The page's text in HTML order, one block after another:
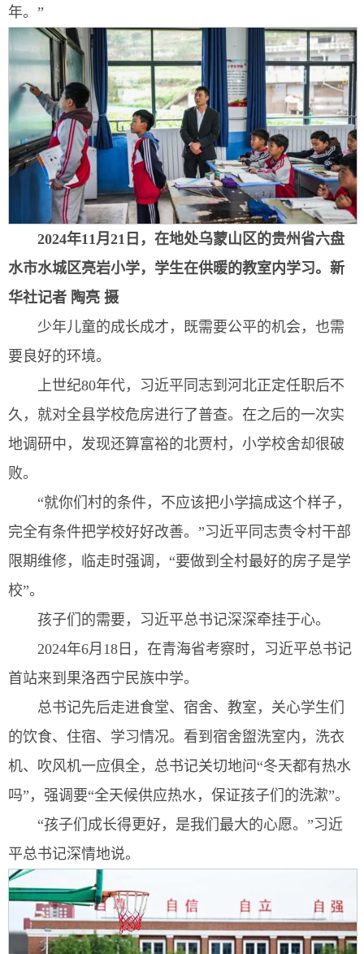
年。”
2024年11月21日，在地处乌蒙山区的贵州省六盘
水市水城区亮岩小学，学生在供暖的教室内学习。新
华社记者 陶亮 摄
少年儿童的成长成才，既需要公平的机会，也需
要良好的环境。
上世纪80年代，习近平同志到河北正定任职后不
久，就对全县学校危房进行了普查。在之后的一次实
地调研中，发现还算富裕的北贾村，小学校舍却很破
败。
“就你们村的条件，不应该把小学搞成这个样子，
完全有条件把学校好好改善。”习近平同志责令村干部
限期维修，临走时强调，“要做到全村最好的房子是学
校”。
孩子们的需要，习近平总书记深深牵挂于心。
2024年6月18日，在青海省考察时，习近平总书记
首站来到果洛西宁民族中学。
总书记先后走进食堂、宿舍、教室，关心学生们
的饮食、住宿、学习情况。看到宿舍盥洗室内，洗衣
机、吹风机一应俱全，总书记关切地问“冬天都有热水
吗”，强调要“全天候供应热水，保证孩子们的洗漱”。
“孩子们成长得更好，是我们最大的心愿。”习近
平总书记深情地说。